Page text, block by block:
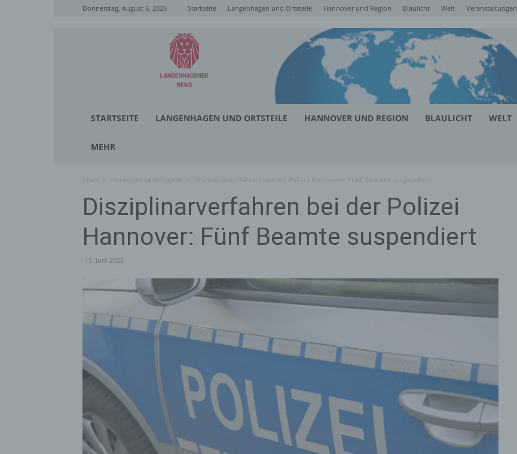
Donnerstag, August 6, 2026 Startseite Langenhagen und Ortsteile Hannover und Region Blaulicht Welt Veranstaltungen
Langenhagener
News
STARTSEITE LANGENHAGEN UND ORTSTEILE HANNOVER UND REGION BLAULICHT WELT
MEHR
Disziplinarverfahren bei der Polizei
Hannover: Fünf Beamte suspendiert
15. Juni 2026